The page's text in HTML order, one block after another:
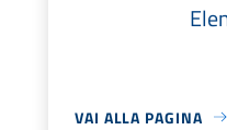
VAI ALLA PAGINA